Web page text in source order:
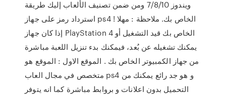
ويندوز 7/8/10 ومن ضمن تصنيف الألعاب إليك طريقة
استرداد رمز على جهاز ps4 الخاص بك. ملاحظة : مهلا !
إذا كان جهاز PlayStation 4 الخاص بك قيد التشغيل أو
يمكنك تشغيله عن بُعد، فيمكنك بدء تنزيل اللعبة مباشرة
من جهاز الكمبيوتر الخاص بك . الموقع الاول : الموقع هو
متخصص في مجال العاب ps4 و هو جد رائع يمكنك من
التحميل بدون اعلانات و بروابط مباشرة كما انه يتوفر